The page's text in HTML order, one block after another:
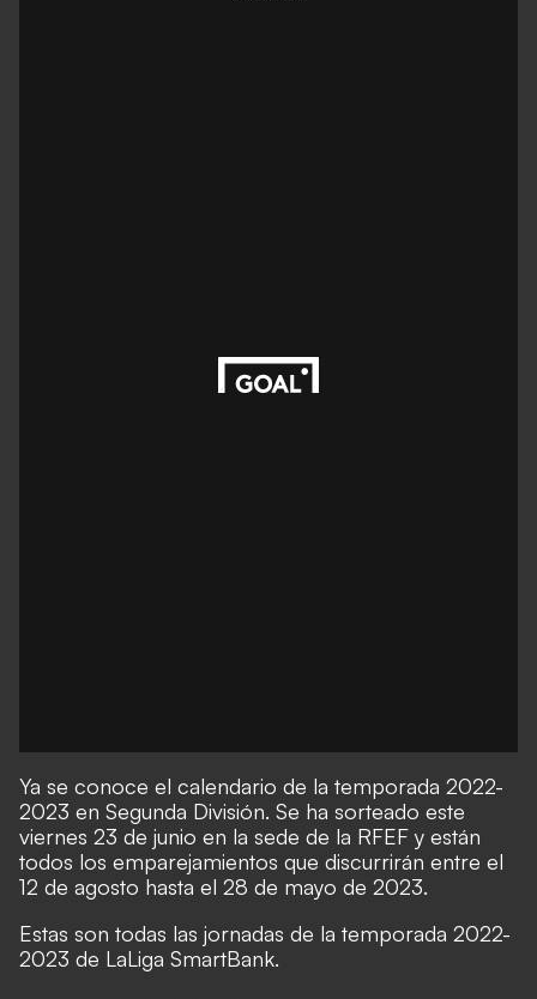
Ya se conoce el calendario de la temporada 2022-
2023 en Segunda División. Se ha sorteado este
viernes 23 de junio en la sede de la RFEF y están
todos los emparejamientos que discurrirán entre el
12 de agosto hasta el 28 de mayo de 2023.
Estas son todas las jornadas de la temporada 2022-
2023 de LaLiga SmartBank.